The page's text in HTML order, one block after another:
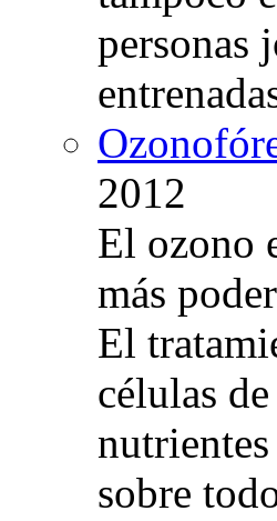
personas
2012
El ozono
más
El
células
sobre